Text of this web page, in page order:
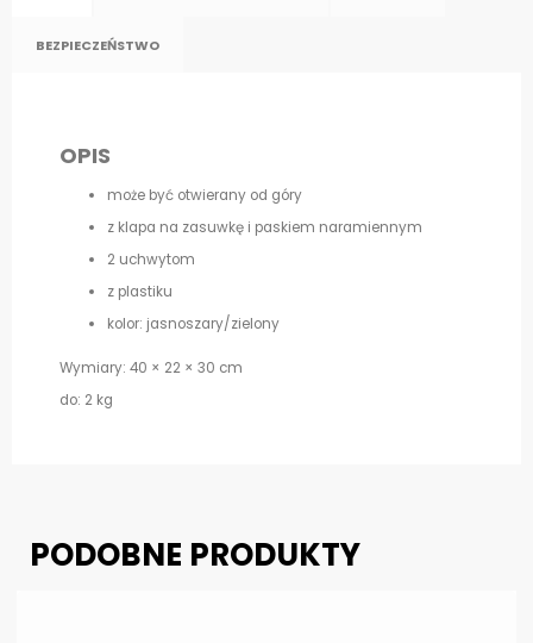
BEZPIECZEŃSTWO
OPIS
może być otwierany od góry
z klapa na zasuwkę i paskiem naramiennym
2 uchwytom
z plastiku
kolor: jasnoszary/zielony
Wymiary: 40 × 22 × 30 cm
do: 2 kg
PODOBNE PRODUKTY